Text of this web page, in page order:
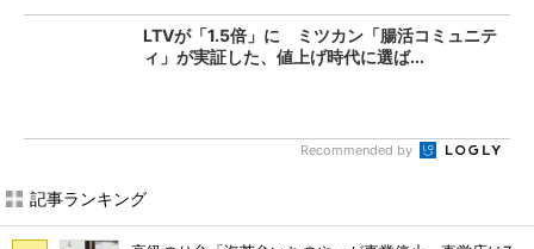
LTVが「1.5倍」に ミツカン「腸活コミュニテ
ィ」が実証した、値上げ時代に選ば...
Recommended by
記事ランキング